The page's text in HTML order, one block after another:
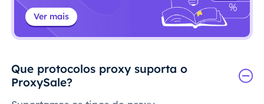
Ver mais
Que protocolos proxy suporta o
ProxySale?